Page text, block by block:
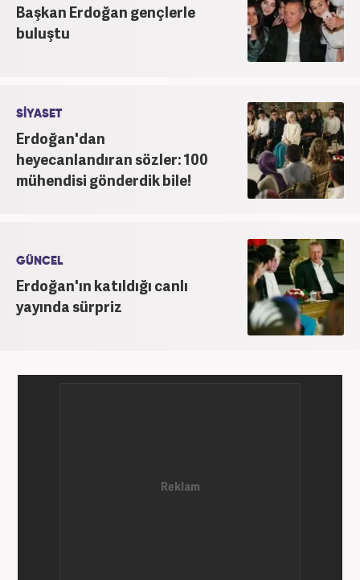
Başkan Erdoğan gençlerle
buluştu
SİYASET
Erdoğan'dan
heyecanlandıran sözler: 100
mühendisi gönderdik bile!
GÜNCEL
Erdoğan'ın katıldığı canlı
yayında sürpriz